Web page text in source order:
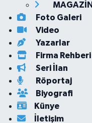
MAGAZİN
Foto Galeri
Video
Yazarlar
Firma Rehberi
Seri İlan
Röportaj
Biyografi
Künye
İletişim